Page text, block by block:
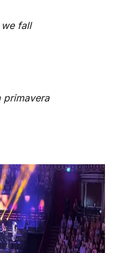
fall
primavera